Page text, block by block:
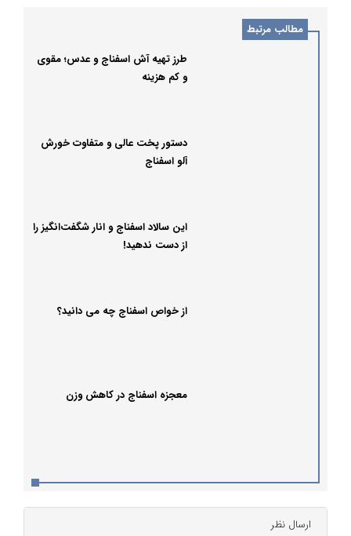
مطالب مرتبط
طرز تهیه آش اسفناج و عدس؛ مقوی
و کم هزینه
دستور پخت عالی و متفاوت خورش
آلو اسفناج
این سالاد اسفناج و انار شگفت‌انگیز را
از دست ندهید!
از خواص اسفناج چه می دانید؟
معجزه اسفناج در کاهش وزن
ارسال نظر